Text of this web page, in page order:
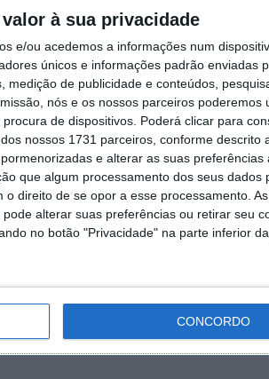
valor à sua privacidade
e/ou acedemos a informações num
únicos e informações padrão enviadas
medição de publicidade e conteúdos,
nós e os nossos parceiros poderemos
de dispositivos. Poderá clicar para
nossos 1731 parceiros, conforme descrito
e alterar as suas preferências
que algum processamento dos seus dados
direito de se opor a esse processamento.
alterar suas preferências ou retirar seu
no botão "Privacidade" na parte inferior da
CONCORDO
PRÓXIMO ARTIGO
a planear a sua própria cidade
no Texas